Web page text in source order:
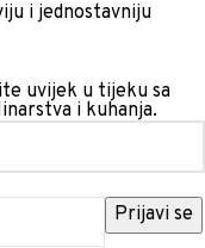
i jednostavniju
uvijek u tijeku sa
i kuhanja.